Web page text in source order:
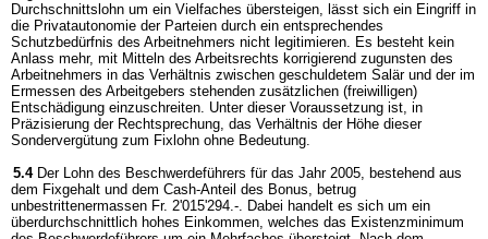
Durchschnittslohn um ein Vielfaches übersteigen, lässt sich ein Eingriff in
die Privatautonomie der Parteien durch ein entsprechendes
Schutzbedürfnis des Arbeitnehmers nicht legitimieren. Es besteht kein
Anlass mehr, mit Mitteln des Arbeitsrechts korrigierend zugunsten des
Arbeitnehmers in das Verhältnis zwischen geschuldetem Salär und der im
Ermessen des Arbeitgebers stehenden zusätzlichen (freiwilligen)
Entschädigung einzuschreiten. Unter dieser Voraussetzung ist, in
Präzisierung der Rechtsprechung, das Verhältnis der Höhe dieser
Sondervergütung zum Fixlohn ohne Bedeutung.
5.4 Der Lohn des Beschwerdeführers für das Jahr 2005, bestehend aus
dem Fixgehalt und dem Cash-Anteil des Bonus, betrug
unbestrittenermassen Fr. 2'015'294.-. Dabei handelt es sich um ein
überdurchschnittlich hohes Einkommen, welches das Existenzminimum